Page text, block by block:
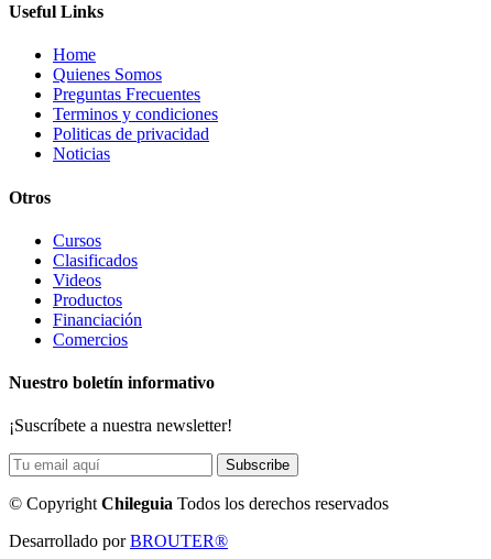
Useful Links
Home
Quienes Somos
Preguntas Frecuentes
Terminos y condiciones
Politicas de privacidad
Noticias
Otros
Cursos
Clasificados
Videos
Productos
Financiación
Comercios
Nuestro boletín informativo
¡Suscríbete a nuestra newsletter!
© Copyright Chileguia Todos los derechos reservados
Desarrollado porBROUTER®